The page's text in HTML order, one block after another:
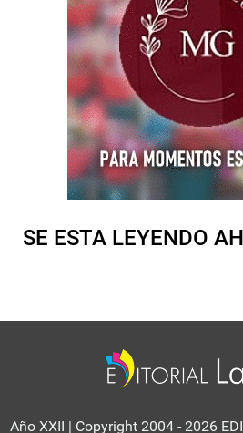
SE ESTA LEYENDO
Año XXII | Copyright 2004 - 2026